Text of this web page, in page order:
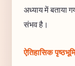
अध्याय में बताया
संभव है।
ऐतिहासिक पृष्ठभूमि